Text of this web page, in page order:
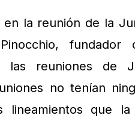
la reunión de la
las reuniones de
no tenían
lineamientos que